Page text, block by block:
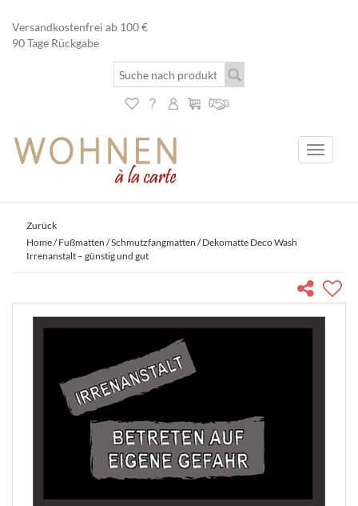
Versandkostenfrei ab 100 €
90 Tage Rückgabe
Toggle
Zurück
Home/Fußmatten /Schmutzfangmatten / Dekomatte Deco Wash
Irrenanstalt – günstig und gut